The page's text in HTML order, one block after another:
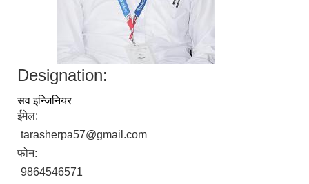
Designation:
सव इन्जिनियर
ईमेल:
tarasherpa57@gmail.com
फोन:
9864546571